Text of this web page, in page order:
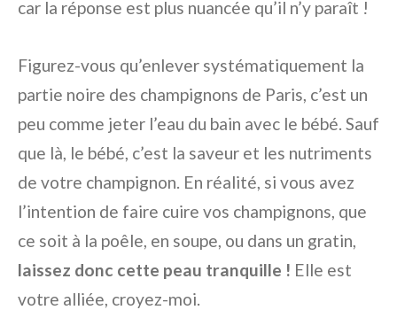
car la réponse est plus nuancée qu’il n’y paraît !
Figurez-vous qu’enlever systématiquement la
partie noire des champignons de Paris, c’est un
peu comme jeter l’eau du bain avec le bébé. Sauf
que là, le bébé, c’est la saveur et les nutriments
de votre champignon. En réalité, si vous avez
l’intention de faire cuire vos champignons, que
ce soit à la poêle, en soupe, ou dans un gratin,
laissez donc cette peau tranquille ! Elle est
votre alliée, croyez-moi.